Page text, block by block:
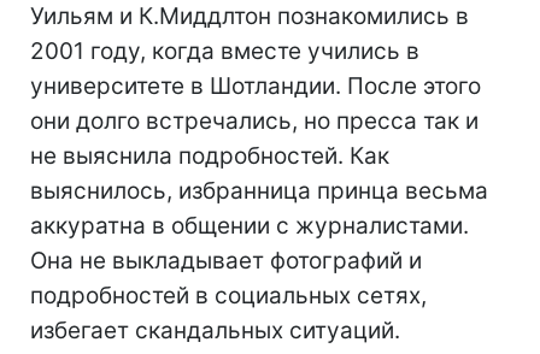
Уильям и К.Миддлтон познакомились в
2001 году, когда вместе учились в
университете в Шотландии. После этого
они долго встречались, но пресса так и
не выяснила подробностей. Как
выяснилось, избранница принца весьма
аккуратна в общении с журналистами.
Она не выкладывает фотографий и
подробностей в социальных сетях,
избегает скандальных ситуаций.